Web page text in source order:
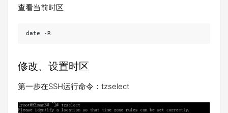
查看当前时区
date -R
修改、设置时区
第一步在SSH运行命令：tzselect